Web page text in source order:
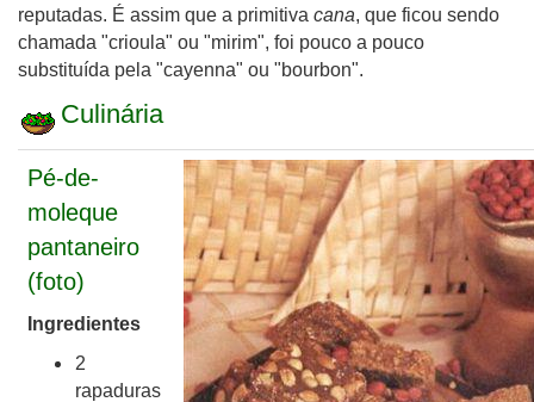
reputadas. É assim que a primitiva cana, que ficou sendo
chamada "crioula" ou "mirim", foi pouco a pouco
substituída pela "cayenna" ou "bourbon".
Culinária
Pé-de-
moleque
pantaneiro
(foto)
Ingredientes
2
rapaduras